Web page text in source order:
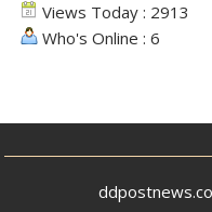
Views Today : 2913
Who's Online : 6